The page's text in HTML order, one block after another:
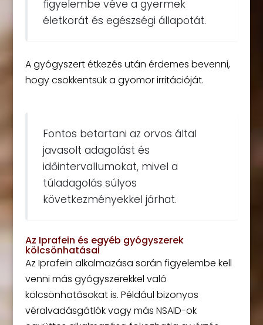
figyelembe véve a gyermek
életkorát és egészségi állapotát.
A gyógyszert étkezés után érdemes bevenni,
hogy csökkentsük a gyomor irritációját.
Fontos betartani az orvos által
javasolt adagolást és
időintervallumokat, mivel a
túladagolás súlyos
következményekkel járhat.
Az Iprafein és egyéb gyógyszerek
kölcsönhatásai
Az Iprafein alkalmazása során figyelembe kell
venni más gyógyszerekkel való
kölcsönhatásokat is. Például bizonyos
véralvadásgátlók vagy más NSAID-ok